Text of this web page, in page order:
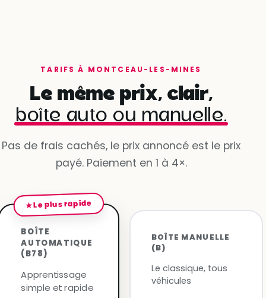
TARIFS À MONTCEAU-LES-MINES
Le même prix, clair,
boîte auto ou manuelle.
Pas de frais cachés, le prix annoncé est le prix
payé. Paiement en 1 à 4×.
★ Le plus rapide
BOÎTE
AUTOMATIQUE
(B78)
Apprentissage
simple et rapide
BOÎTE MANUELLE
(B)
Le classique, tous
véhicules